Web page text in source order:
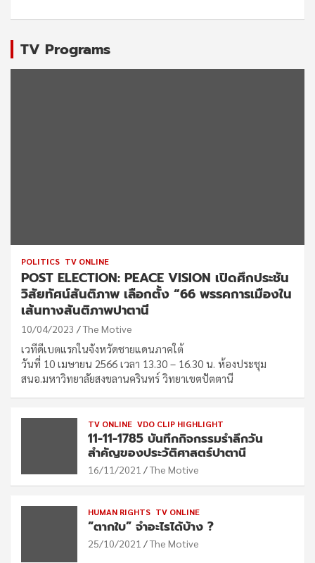
TV Programs
POLITICS TV ONLINE
POST ELECTION: PEACE VISION เปิดศึกประชัน
วิสัยทัศน์สันติภาพ เลือกตั้ง “66 พรรคการเมืองใน
เส้นทางสันติภาพปาตานี
10/04/2023 The Motive
เวทีดีเบตแรกในจังหวัดชายแดนภาคใต้
วันที่ 10 เมษายน 2566 เวลา 13.30 – 16.30 น. ห้องประชุม
สนอ.มหาวิทยาลัยสงขลานครินทร์ วิทยาเขตปัตตานี
TV ONLINE VDO CLIP HIGHLIGHT
11-11-1785 บันทึกกิจกรรมรำลึกวัน
สำคัญของประวัติศาสตร์ปาตานี
16/11/2021 The Motive
HUMAN RIGHTS TV ONLINE
“ตากใบ” จำอะไรได้บ้าง ?
25/10/2021 The Motive